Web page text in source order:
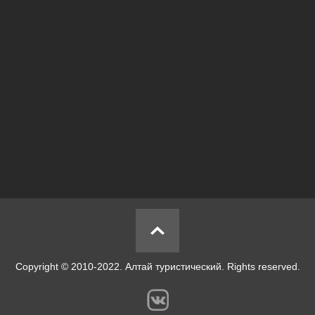
Copyright © 2010-2022. Алтай туристический. Rights reserved.